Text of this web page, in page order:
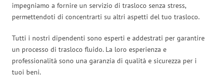
impegniamo a fornire un servizio di trasloco senza stress,
permettendoti di concentrarti su altri aspetti del tuo trasloco.
Tutti i nostri dipendenti sono esperti e addestrati per garantire
un processo di trasloco fluido. La loro esperienza e
professionalità sono una garanzia di qualità e sicurezza per i
tuoi beni.